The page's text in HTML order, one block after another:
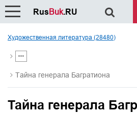
Художественная литература (28480)
Тайна генерала Багратиона
Тайна генерала
RusBuk.RU